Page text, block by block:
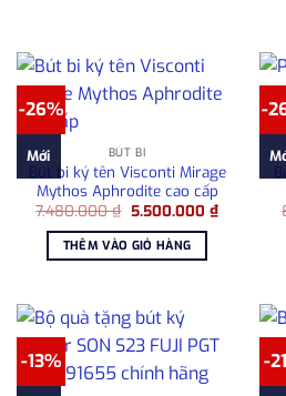
-26%
Mới BÚT BI
Bút bi ký tên Visconti Mirage
Mythos Aphrodite cao cấp
7.480.000₫ Giá
là:
7.480.000 ₫.
5.500.000 ₫Giá
THÊM VÀO GIỎ HÀNG
-
-13% -